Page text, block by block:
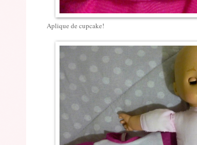
Aplique de cupcake!